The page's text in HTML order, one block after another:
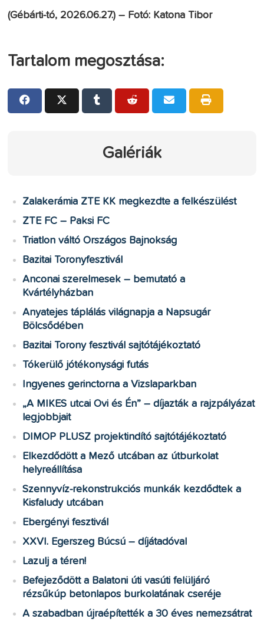
(Gébárti-tó, 2026.06.27.) – Fotó: Katona Tibor
Tartalom megosztása:
Galériák
Zalakerámia ZTE KK megkezdte a felkészülést
ZTE FC – Paksi FC
Triatlon váltó Országos Bajnokság
Bazitai Toronyfesztivál
Anconai szerelmesek – bemutató a
Kvártélyházban
Anyatejes táplálás világnapja a Napsugár
Bölcsődében
Bazitai Torony fesztivál sajtótájékoztató
Tókerülő jótékonysági futás
Ingyenes gerinctorna a Vizslaparkban
„A MIKES utcai Ovi és Én” – díjazták a rajzpályázat
legjobbjait
DIMOP PLUSZ projektindító sajtótájékoztató
Elkezdődött a Mező utcában az útburkolat
helyreállítása
Szennyvíz-rekonstrukciós munkák kezdődtek a
Kisfaludy utcában
Ebergényi fesztivál
XXVI. Egerszeg Búcsú – díjátadóval
Lazulj a téren!
Befejeződött a Balatoni úti vasúti felüljáró
rézsűkúp betonlapos burkolatának cseréje
A szabadban újraépítették a 30 éves nemezsátrat